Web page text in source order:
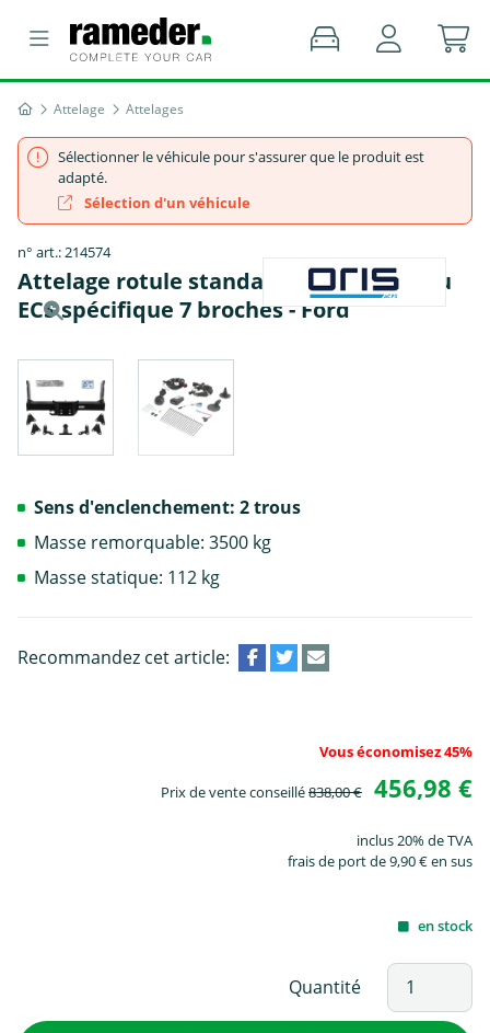
Attelage Attelages
Sélectionner le véhicule pour s'assurer que le produit est
adapté.
Sélection d'un véhicule
n° art.: 214574
Attelage rotule standard Oris + faisceau
ECS spécifique 7 broches - Ford
Sens d'enclenchement: 2 trous
Masse remorquable: 3500 kg
Masse statique: 112 kg
Recommandez cet article:
Vous économisez 45%
Prix de vente conseillé838,00 € 456,98 €
inclus 20% de TVA
frais de port de 9,90 € en sus
en stock
Quantité